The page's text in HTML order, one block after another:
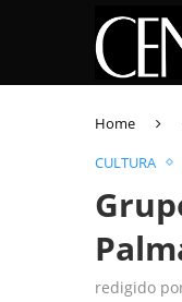
Home
CULTURA
redigido